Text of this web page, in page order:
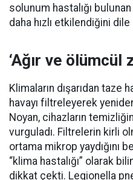
solunum hastalığı
daha hızlı etkilendiğini
‘Ağır ve ölümcül
Klimaların dışarıdan taze
havayı filtreleyerek
Noyan, cihazların
vurguladı. Filtrelerin kirli
ortama mikrop yaydığını
“klima hastalığı” olarak
dikkat çekti. Legionella